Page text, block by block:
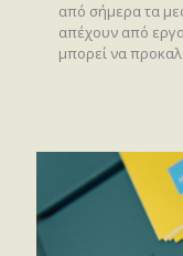
από σήμερα τα
απέχουν από
μπορεί να